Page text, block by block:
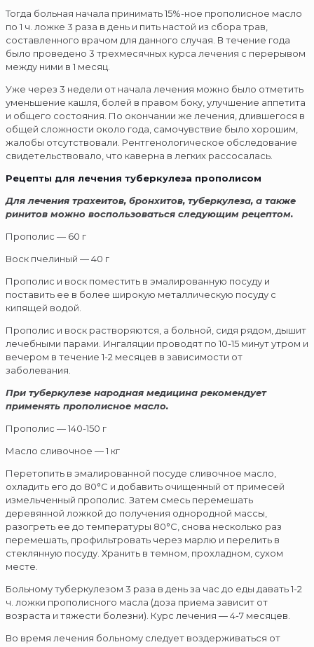
Тогда больная начала принимать 15%-ное прополисное масло
по 1 ч. ложке 3 раза в день и пить настой из сбора трав,
составленного врачом для данного случая. В течение года
было проведено 3 трехмесячных курса лечения с перерывом
между ними в 1 месяц.
Уже через 3 недели от начала лечения можно было отметить
уменьшение кашля, болей в правом боку, улучшение аппетита
и общего состояния. По окончании же лечения, длившегося в
общей сложности около года, самочувствие было хорошим,
жалобы отсутствовали. Рентгенологическое обследование
свидетельствовало, что каверна в легких рассосалась.
Рецепты для лечения туберкулеза прополисом
Для лечения трахеитов, бронхитов, туберкулеза, а также
ринитов можно воспользоваться следующим рецептом.
Прополис — 60 г
Воск пчелиный — 40 г
Прополис и воск поместить в эмалированную посуду и
поставить ее в более широкую металлическую посуду с
кипящей водой.
Прополис и воск растворяются, а больной, сидя рядом, дышит
лечебными парами. Ингаляции проводят по 10-15 минут утром и
вечером в течение 1-2 месяцев в зависимости от
заболевания.
При туберкулезе народная медицина рекомендует
применять прополисное масло.
Прополис — 140-150 г
Масло сливочное — 1 кг
Перетопить в эмалированной посуде сливочное масло,
охладить его до 80°С и добавить очищенный от примесей
измельченный прополис. Затем смесь перемешать
деревянной ложкой до получения однородной массы,
разогреть ее до температуры 80°С, снова несколько раз
перемешать, профильтровать через марлю и перелить в
стеклянную посуду. Хранить в темном, прохладном, сухом
месте.
Больному туберкулезом 3 раза в день за час до еды давать 1-2
ч. ложки прополисного масла (доза приема зависит от
возраста и тяжести болезни). Курс лечения — 4-7 месяцев.
Во время лечения больному следует воздерживаться от